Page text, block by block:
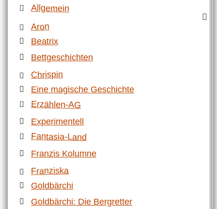
Allgemein
Aron
Beatrix
Bettgeschichten
Chrispin
Eine magische Geschichte
Erzählen-AG
Experimentell
Fantasia-Land
Franzis Kolumne
Franziska
Goldbärchi
Goldbärchi: Die Bergretter